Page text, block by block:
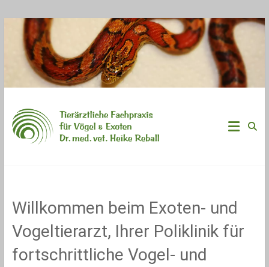
springen
Vogelpraxis
Tierarzt
Fachpraxis
Vögel
Willkommen beim Exoten- und
Vogeltierarzt, Ihrer Poliklinik für
fortschrittliche Vogel- und